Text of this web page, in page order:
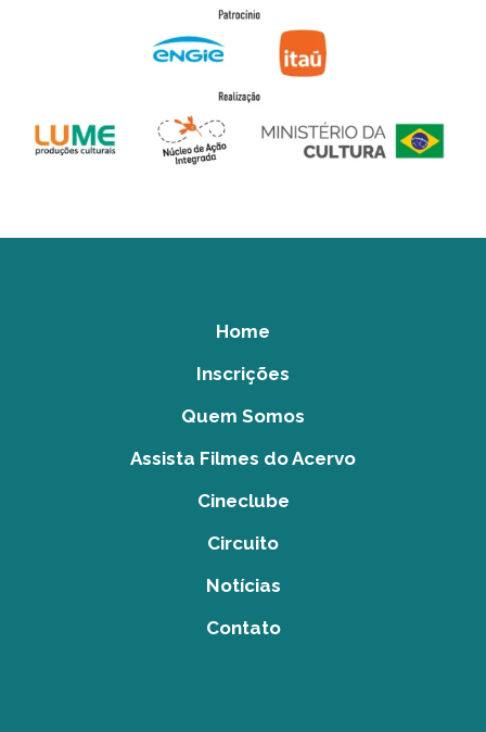
Home
Inscrições
Quem Somos
Assista Filmes do Acervo
Cineclube
Circuito
Notícias
Contato